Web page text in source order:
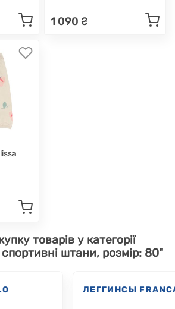
1 090 ₴
товарів у категорії
штани, розмір: 80"
ЛЕГГИНСЫ